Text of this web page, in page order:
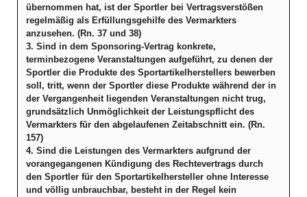
übernommen hat, ist der Sportler bei Vertragsverstößen
regelmäßig als Erfüllungsgehilfe des Vermarkters
anzusehen. (Rn. 37 und 38)
3. Sind in dem Sponsoring-Vertrag konkrete,
terminbezogene Veranstaltungen aufgeführt, zu denen der
Sportler die Produkte des Sportartikelherstellers bewerben
soll, tritt, wenn der Sportler diese Produkte während der in
der Vergangenheit liegenden Veranstaltungen nicht trug,
grundsätzlich Unmöglichkeit der Leistungspflicht des
Vermarkters für den abgelaufenen Zeitabschnitt ein. (Rn.
157)
4. Sind die Leistungen des Vermarkters aufgrund der
vorangegangenen Kündigung des Rechtevertrags durch
den Sportler für den Sportartikelhersteller ohne Interesse
und völlig unbrauchbar, besteht in der Regel kein